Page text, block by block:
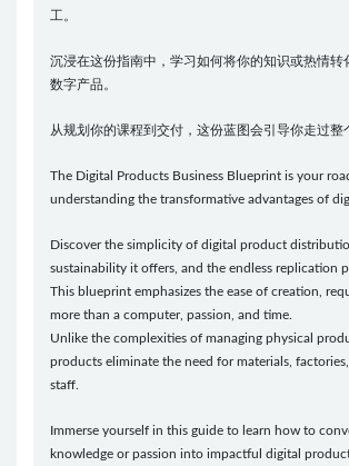
工。
沉浸在这份指南中，学习如何将你的知识或热情转
数字产品。
从规划你的课程到交付，这份蓝图会引导你走过整
The Digital Products Business Blueprint is your
understanding the transformative advantages of
Discover the simplicity of digital product
sustainability it offers, and the endless replication
This blueprint emphasizes the ease of creation,
more than a computer, passion, and time.
Unlike the complexities of managing physical
products eliminate the need for materials,
staff.
Immerse yourself in this guide to learn how to
knowledge or passion into impactful digital